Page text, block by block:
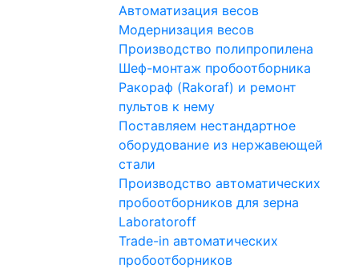
Автоматизация весов
Модернизация весов
Производство полипропилена
Шеф-монтаж пробоотборника
Ракораф (Rakoraf) и ремонт
пультов к нему
Поставляем нестандартное
оборудование из нержавеющей
стали
Производство автоматических
пробоотборников для зерна
Laboratoroff
Trade-in автоматических
пробоотборников